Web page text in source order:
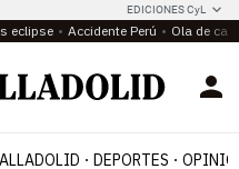
EDICIONES CyL
eclipse Accidente Perú Ola de
DEPORTES